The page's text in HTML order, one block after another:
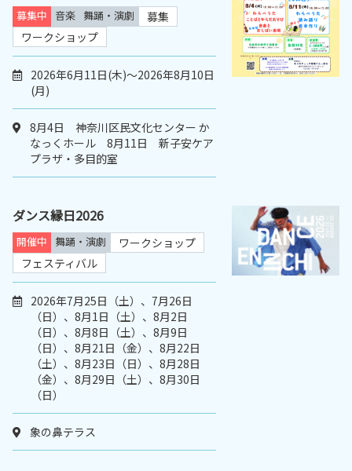
募集中 音楽 舞踊・演劇
募集
ワークショップ
2026年6月11日(木)～2026年8月10日
(月)
8月4日 神奈川区民文化センター か
なっくホール 8月11日 新子安ケア
プラザ・多目的室
ダンス縁日2026
開催中 舞踊・演劇
ワークショップ
フェスティバル
2026年7月25日（土）、7月26日
（日）、8月1日（土）、8月2日
（日）、8月8日（土）、8月9日
（日）、8月21日（金）、8月22日
（土）、8月23日（日）、8月28日
（金）、8月29日（土）、8月30日
（日）
象の鼻テラス